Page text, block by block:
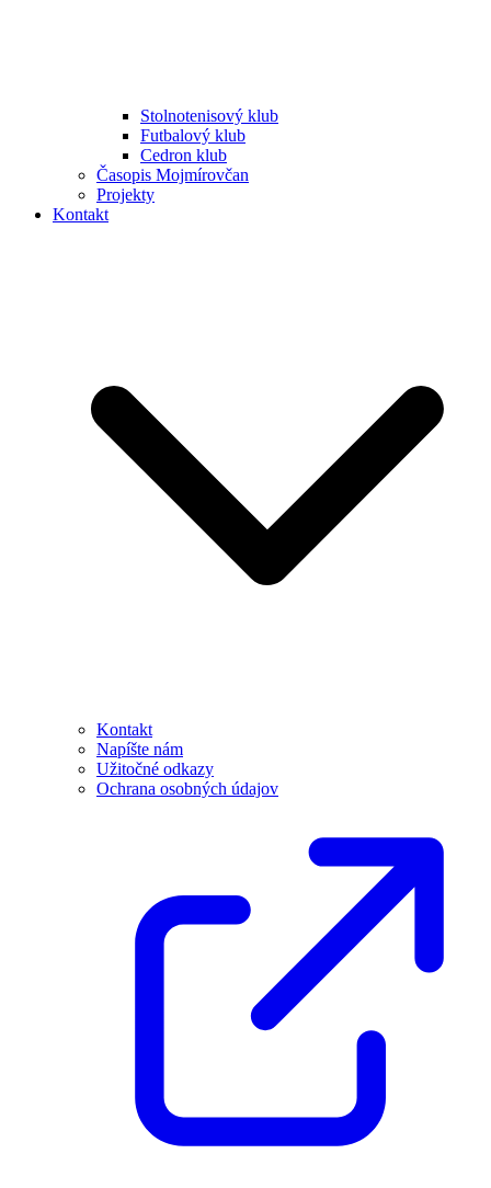
Stolnotenisový klub
Futbalový klub
Cedron klub
Časopis Mojmírovčan
Projekty
Kontakt
Kontakt
Napíšte nám
Užitočné odkazy
Ochrana osobných údajov